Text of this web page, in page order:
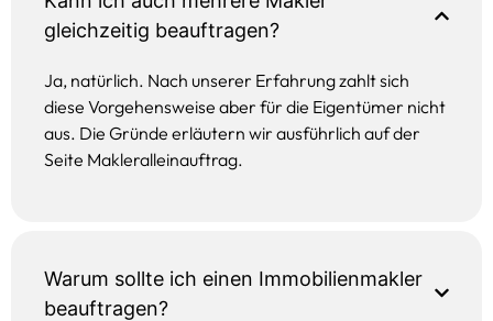
gleichzeitig beauftragen?
Ja, natürlich. Nach unserer Erfahrung zahlt sich
diese Vorgehensweise aber für die Eigentümer nicht
aus. Die Gründe erläutern wir ausführlich auf der
Seite Makleralleinauftrag.
Warum sollte ich einen Immobilienmakler
beauftragen?